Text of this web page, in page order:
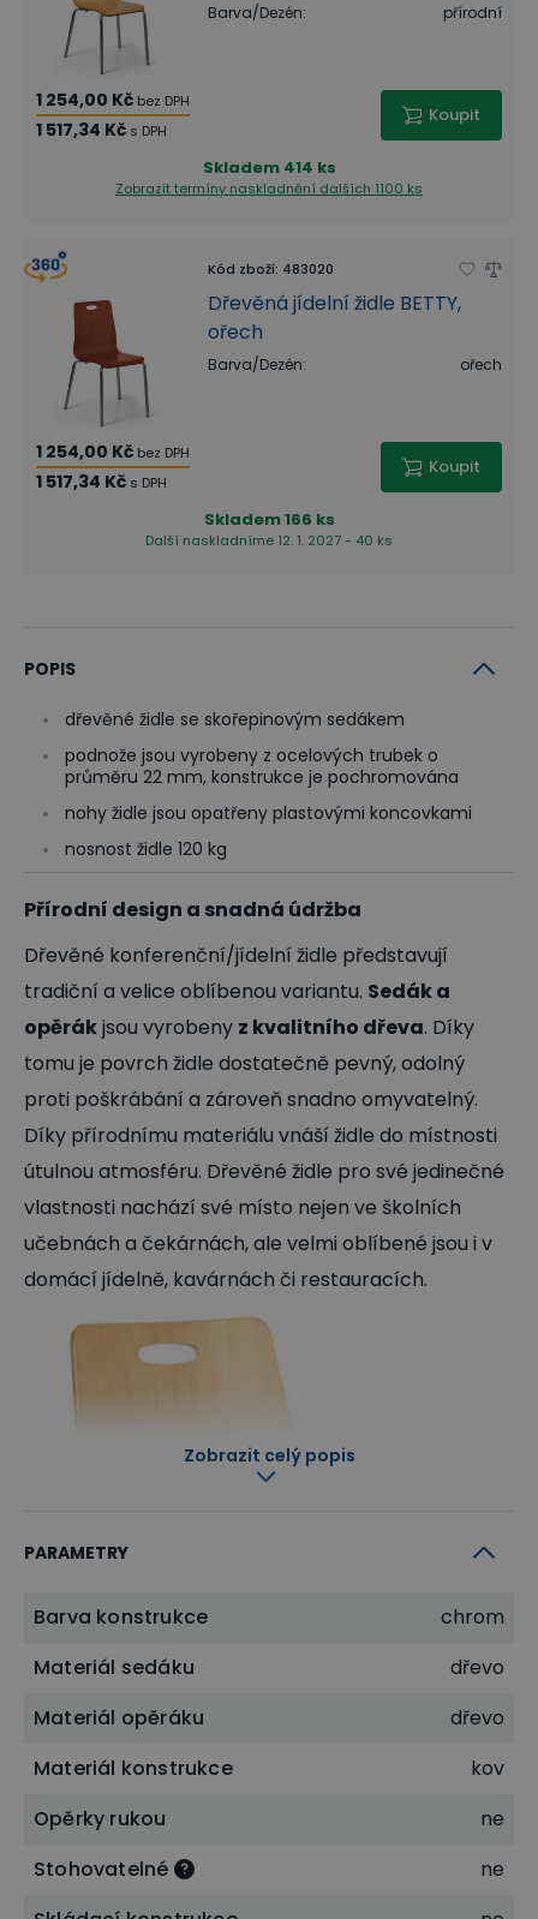
Barva/Dezén: přírodní
1 254,00 Kč bez DPH
1 517,34 Kč s DPH
Koupit
Skladem 414 ks
Zobrazit termíny naskladnění dalších 1100 ks
Kód zboží: 483020
Dřevěná jídelní židle BETTY,
ořech
Barva/Dezén: ořech
1 254,00 Kč bez DPH
1 517,34 Kč s DPH
Koupit
Skladem166 ks
Další naskladníme 12. 1. 2027 - 40 ks
POPIS
dřevěné židle se skořepinovým sedákem
podnože jsou vyrobeny z ocelových trubek o
průměru 22 mm, konstrukce je pochromována
nohy židle jsou opatřeny plastovými koncovkami
nosnost židle 120 kg
Přírodní design a snadná údržba
Dřevěné konferenční/jídelní židle představují
tradiční a velice oblíbenou variantu. Sedák a
opěrákjsou vyrobeny z kvalitního dřeva. Díky
tomu je povrch židle dostatečně pevný, odolný
proti poškrábání a zároveň snadno omyvatelný.
Díky přírodnímu materiálu vnáší židle do místnosti
útulnou atmosféru. Dřevěné židle pro své jedinečné
vlastnosti nachází své místo nejen ve školních
učebnách a čekárnách, ale velmi oblíbené jsou i v
domácí jídelně, kavárnách či restauracích.
Odolná kovová konstrukce
Jednou z základních součástí židle je
stabilitu, odolnost vůči opotřebení a dlouhou
životnost. Kovová konstrukce je nenáročná na
údržbu. Díky svému modernímu designu skvěle
Zobrazit celý popis
PARAMETRY
Barva konstrukce
chrom
Materiál sedáku
dřevo
Materiál opěráku
dřevo
Materiál konstrukce
kov
Opěrky rukou
ne
Stohovatelné
ne